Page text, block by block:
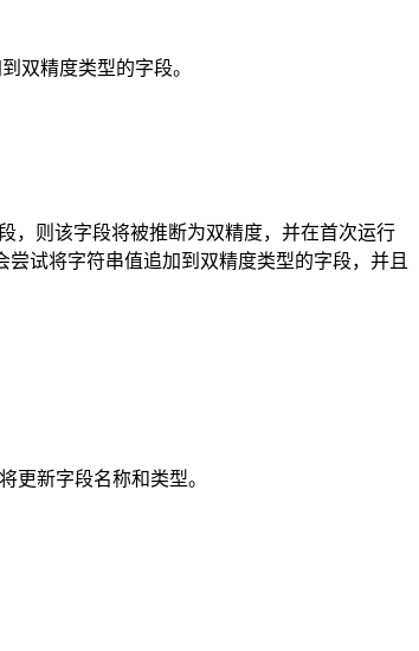
双精度类型的字段。
，则该字段将被推断为双精度，并在首次运行
试将字符串值追加到双精度类型的字段，并且
更新字段名称和类型。